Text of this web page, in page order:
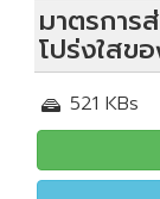
มาตรการ
โปร่งใสข
521 KBs